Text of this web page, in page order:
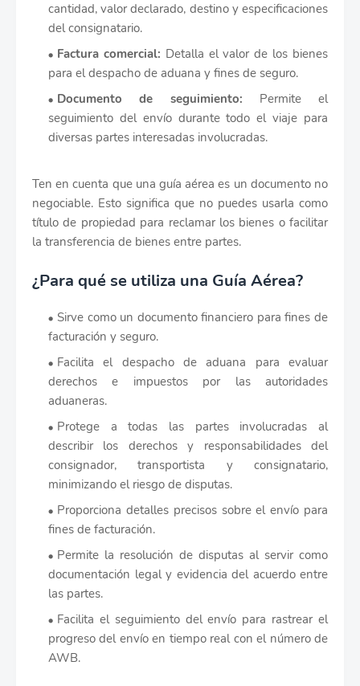
cantidad, valor declarado, destino y especificaciones
del consignatario.
Factura comercial: Detalla el valor de los bienes
para el despacho de aduana y fines de seguro.
Documento de seguimiento: Permite el
seguimiento del envío durante todo el viaje para
diversas partes interesadas involucradas.
Ten en cuenta que una guía aérea es un documento no
negociable. Esto significa que no puedes usarla como
título de propiedad para reclamar los bienes o facilitar
la transferencia de bienes entre partes.
¿Para qué se utiliza una Guía Aérea?
Sirve como un documento financiero para fines de
facturación y seguro.
Facilita el despacho de aduana para evaluar
derechos e impuestos por las autoridades
aduaneras.
Protege a todas las partes involucradas al
describir los derechos y responsabilidades del
consignador, transportista y consignatario,
minimizando el riesgo de disputas.
Proporciona detalles precisos sobre el envío para
fines de facturación.
Permite la resolución de disputas al servir como
documentación legal y evidencia del acuerdo entre
las partes.
Facilita el seguimiento del envío para rastrear el
progreso del envío en tiempo real con el número de
AWB.